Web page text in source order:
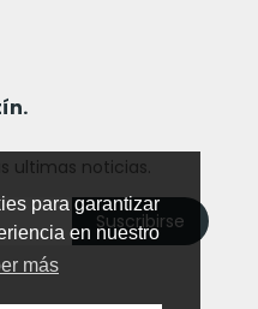
para garantizar
en nuestro
más
ultimas noticias.
Suscribirse